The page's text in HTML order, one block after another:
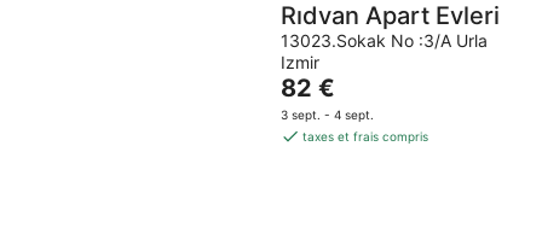
Rıdvan Apart Evleri
13023.Sokak No :3/A Urla
Izmir
Le
prix
est
82 €
3 sept. - 4 sept.
taxes et frais compris